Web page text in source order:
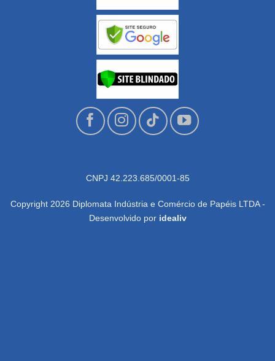
CNPJ 42.223.685/0001-85
Copyright 2026 Diplomata Indústria e Comércio de Papéis LTDA -
Desenvolvido por idealiv